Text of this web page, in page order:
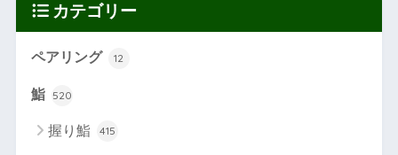
カテゴリー
ペアリング 12
鮨 520
握り鮨 415